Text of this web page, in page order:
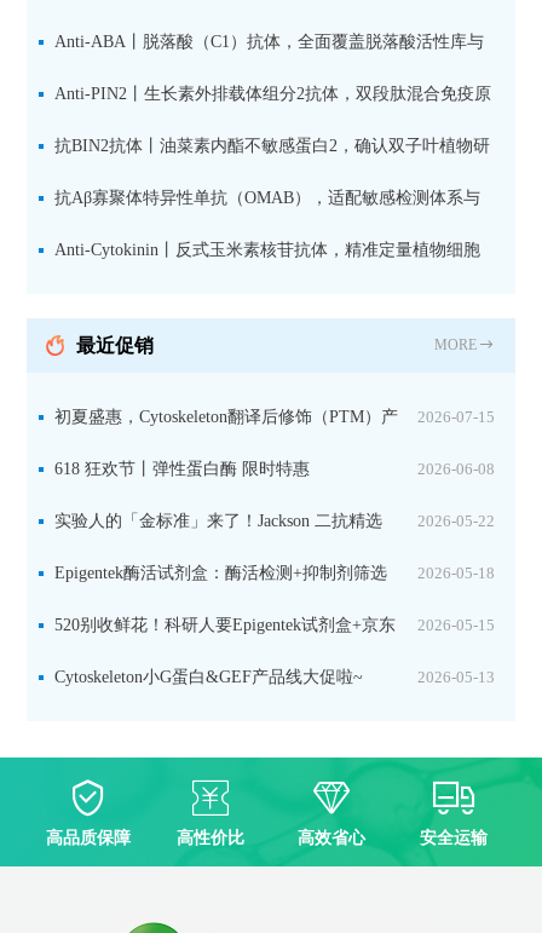
键抑制因子
Anti-ABA丨脱落酸（C1）抗体，全面覆盖脱落酸活性库与
储存库
Anti-PIN2丨生长素外排载体组分2抗体，双段肽混合免疫原
设计方案
抗BIN2抗体丨油菜素内酯不敏感蛋白2，确认双子叶植物研
究数据特异性
抗Aβ寡聚体特异性单抗（OMAB），适配敏感检测体系与
活细胞实验
Anti-Cytokinin丨反式玉米素核苷抗体，精准定量植物细胞
最近促销 MORE
2026-07-15
初夏盛惠，Cytoskeleton翻译后修饰（PTM）产
品线放价啦！ 2026-06-08
618 狂欢节丨弹性蛋白酶 限时特惠
2026-05-22
实验人的「金标准」来了！Jackson 二抗精选
限时一口价，手慢无！ 2026-05-18
Epigentek酶活试剂盒：酶活检测+抑制剂筛选
双赋能，下单即赠京东卡 2026-05-15
520别收鲜花！科研人要Epigentek试剂盒+京东
卡！ 2026-05-13
Cytoskeleton小G蛋白&GEF产品线大促啦~
高品质保障 高性价比 高效省心 安全运输